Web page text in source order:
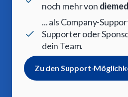
noch mehr von
... als Company-
Supporter oder
dein Team.
Zu den Support-